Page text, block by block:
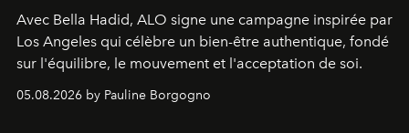
Avec Bella Hadid, ALO signe une campagne inspirée par
Los Angeles qui célèbre un bien-être authentique, fondé
sur l'équilibre, le mouvement et l'acceptation de soi.
05.08.2026 by Pauline Borgogno